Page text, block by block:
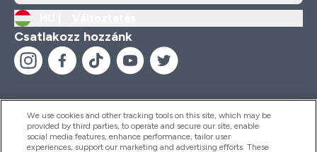
Csatlakozz hozzánk
Segítség És Információ
We use cookies and other tracking tools on this site, which may be
provided by third parties, to operate and secure our site, enable
social media features, enhance performance, tailor user
experiences, support our marketing and advertising efforts. These